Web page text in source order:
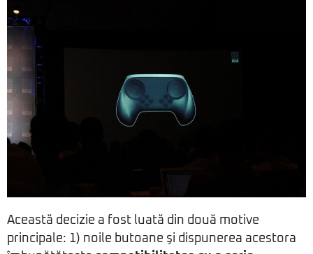
Această decizie a fost luată din două motive
principale: 1) noile butoane şi dispunerea acestora